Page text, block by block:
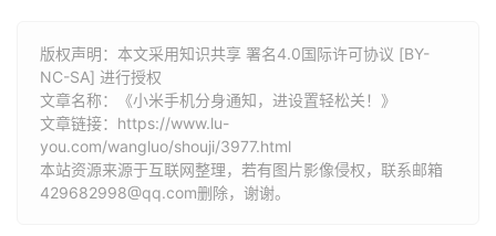
版权声明：本文采用知识共享 署名4.0国际许可协议 [BY-
NC-SA] 进行授权
文章名称：《小米手机分身通知，进设置轻松关！》
文章链接： https://www.lu-
you.com/wangluo/shouji/3977.html
本站资源来源于互联网整理，若有图片影像侵权，联系邮箱
429682998@qq.com删除，谢谢。